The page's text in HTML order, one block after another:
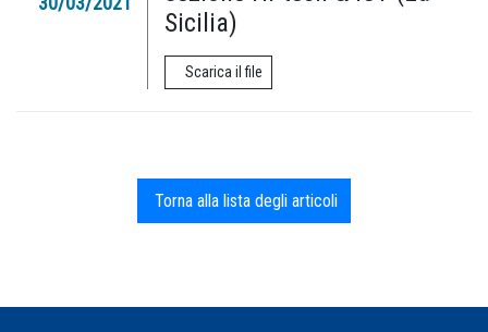
Sicilia)
Scarica il file
Torna alla lista degli articoli